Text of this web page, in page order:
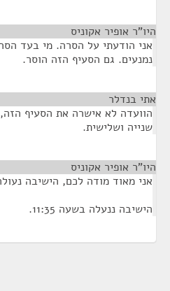
היו"ר אופיר אקוניס
נמנעים. גם הסעיף הזה הוסר.
אתי בנדלר
הוועדה לא אישרה את הסעיף
שנייה ושלישית.
היו"ר אופיר אקוניס
אני מאוד מודה לכם, הישיבה
הישיבה ננעלה בשעה 11:35.